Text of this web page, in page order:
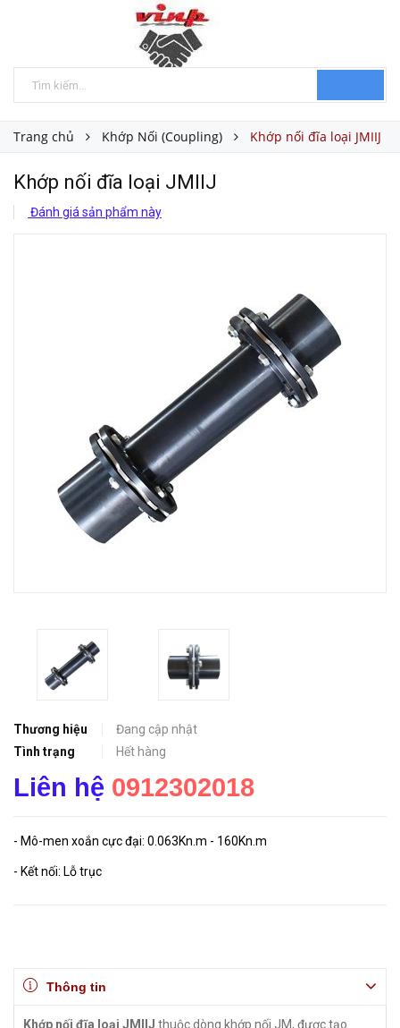
Trang chủ Khớp Nối (Coupling) Khớp nối đĩa loại JMIIJ
Khớp nối đĩa loại JMIIJ
Đánh giá sản phẩm này
Thương hiệu
Đang cập nhật
Tình trạng
Hết hàng
Liên hệ 0912302018
- Mô-men xoắn cực đại: 0.063Kn.m - 160Kn.m
- Kết nối: Lỗ trục
Thông tin
Khớp nối đĩa loại JMIIJ thuộc dòng khớp nối JM, được tạo